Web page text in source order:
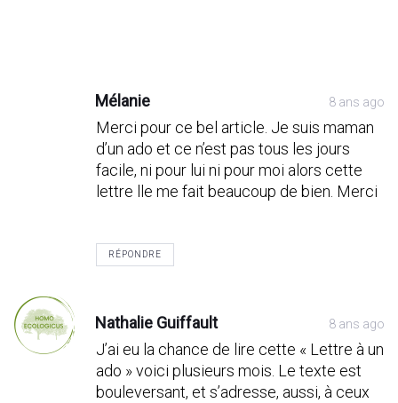
commentMélanie 8 ans ago
Merci pour ce bel article. Je suis maman
d’un ado et ce n’est pas tous les jours
facile, ni pour lui ni pour moi alors cette
lettre lle me fait beaucoup de bien. Merci
RÉPONDRE
comment
Nathalie Guiffault 8 ans ago
J’ai eu la chance de lire cette « Lettre à un
ado » voici plusieurs mois. Le texte est
bouleversant, et s’adresse, aussi, à ceux
comment
comment